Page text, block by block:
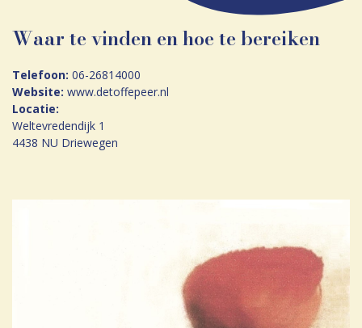
Waar te vinden en hoe te bereiken
Telefoon: 06-26814000
Website: www.detoffepeer.nl
Locatie:
Weltevredendijk 1
4438 NU Driewegen